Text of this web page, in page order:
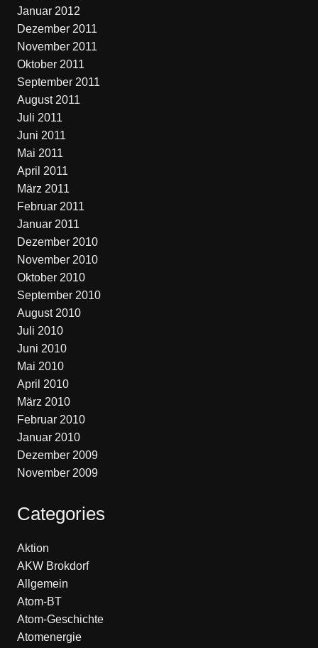
Januar 2012
Dezember 2011
November 2011
Oktober 2011
September 2011
August 2011
Juli 2011
Juni 2011
Mai 2011
April 2011
März 2011
Februar 2011
Januar 2011
Dezember 2010
November 2010
Oktober 2010
September 2010
August 2010
Juli 2010
Juni 2010
Mai 2010
April 2010
März 2010
Februar 2010
Januar 2010
Dezember 2009
November 2009
Categories
Aktion
AKW Brokdorf
Allgemein
Atom-BT
Atom-Geschichte
Atomenergie